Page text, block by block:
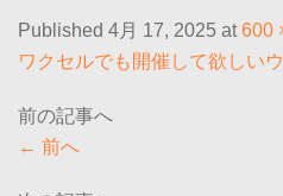
Published 4月 17, 2025 at600
ワクセルでも開催して欲しい
← 前へ